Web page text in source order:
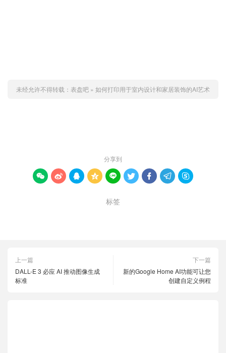
未经允许不得转载： 表盘吧 » 如何打印用于室内设计和家居装饰的AI艺术
分享到
        
标签
上一篇
DALL-E 3 必应 AI 推动图像生成
标准
下一篇
新的Google Home AI功能可让您
创建自定义例程